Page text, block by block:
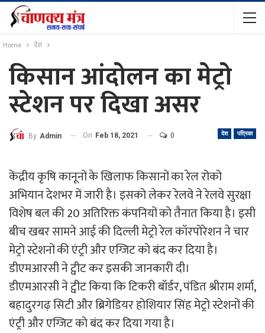
Home देश
किसान आंदोलन का मेट्रो
स्टेशन पर दिखा असर
देश पत्रिका
By Admin On Feb 18, 2021 0
केंद्रीय कृषि कानूनों के खिलाफ किसानों का रेल रोको
अभियान देशभर में जारी है। इसको लेकर रेलवे ने रेलवे सुरक्षा
विशेष बल की 20 अतिरिक्त कंपनियों को तैनात किया है। इसी
बीच खबर सामने आई की दिल्ली मेट्रो रेल कॉरपोरेशन ने चार
मेट्रो स्टेशनों की एंट्री और एग्जिट को बंद कर दिया है।
डीएमआरसी ने ट्वीट कर इसकी जानकारी दी।
डीएमआरसी ने ट्वीट किया कि टिकरी बॉर्डर, पंडित श्रीराम शर्मा,
बहादुरगढ़ सिटी और ब्रिगेडियर होशियार सिंह मेट्रो स्टेशनों की
एंट्री और एग्जिट को बंद कर दिया गया है।